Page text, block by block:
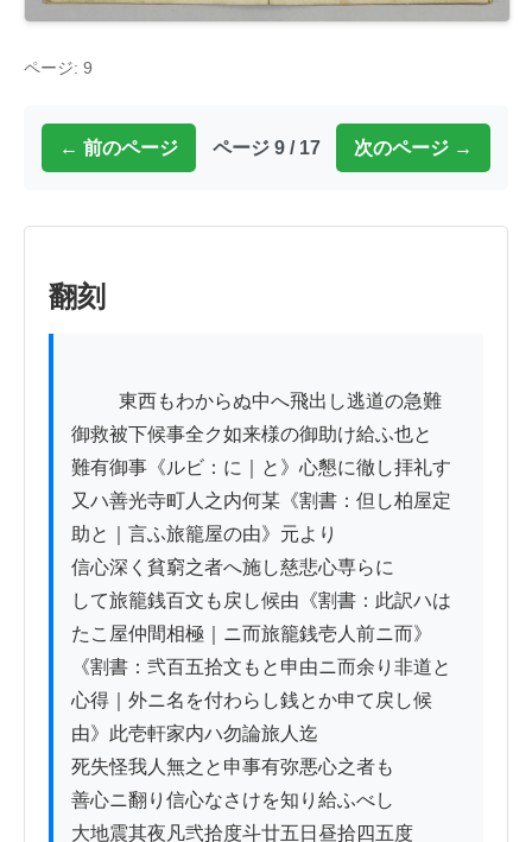
ページ: 9
← 前のページ ページ 9 / 17 次のページ →
翻刻
御救被下候事全ク如来様の御助け給ふ也と
難有御事《ルビ：に｜と》心懇に徹し拝礼す
又ハ善光寺町人之内何某《割書：但し柏屋定
助と｜言ふ旅籠屋の由》元より
信心深く貧窮之者へ施し慈悲心専らに
して旅籠銭百文も戻し候由《割書：此訳ハは
たこ屋仲間相極｜ニ而旅籠銭壱人前ニ而》
《割書：弐百五拾文もと申由ニ而余り非道と
心得｜外ニ名を付わらし銭とか申て戻し候
由》此壱軒家内ハ勿論旅人迄
死失怪我人無之と申事有弥悪心之者も
善心ニ翻り信心なさけを知り給ふべし
大地震其夜凡弐拾度斗廿五日昼拾四五度